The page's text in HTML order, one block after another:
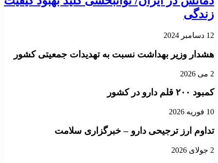
زندگی
12 دسامبر 2024
هشدار وزیر بهداشت نسبت به تهدیدات جمعیتی کشور
2 می 2026
کمبود ۲۰۰ قلم دارو در کشور
10 فوریه 2026
تداوم ارز ترجیحی دارو – خبرگزاری سلامت
2 جولای 2026